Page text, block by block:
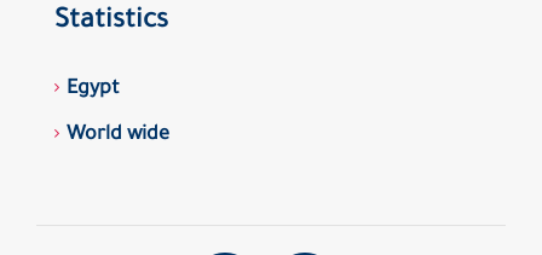
Statistics
Egypt
World wide